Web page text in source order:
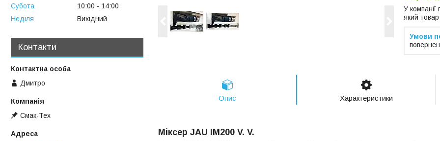
У
який
Опис Характеристики
Міксер JAU IM200 V. V.
Субота
10:00
14:00
Неділя
Вихідний
Контакти
Дмитро
Смак-Тех